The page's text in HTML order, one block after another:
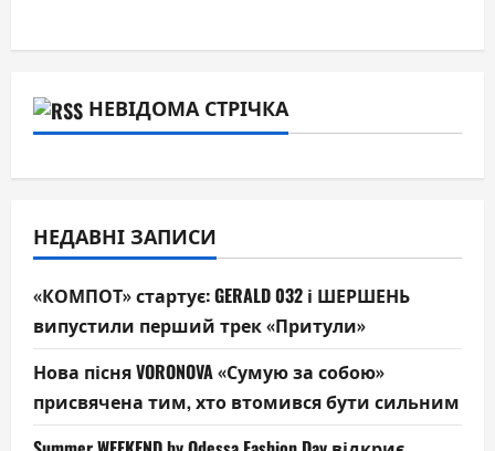
НЕВІДОМА СТРІЧКА
НЕДАВНІ ЗАПИСИ
«КОМПОТ» стартує: GERALD 032 і ШЕРШЕНЬ
випустили перший трек «Притули»
Нова пісня VORONOVA «Сумую за собою»
присвячена тим, хто втомився бути сильним